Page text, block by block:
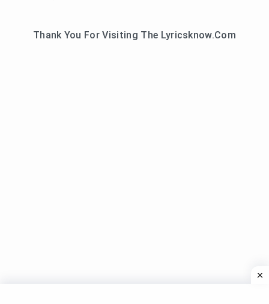
Thank You For Visiting The Lyricsknow.Com